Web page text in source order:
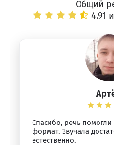
Общий
4.91
Спасибо, речь
формат. Звучала
естественно.